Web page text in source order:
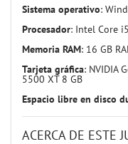
Sistema operativo:
Procesador: Intel Core
Memoria RAM: 16 GB
Tarjeta gráfica: NVIDIA
5500 XT 8 GB
Espacio libre en disco
ACERCA DE ESTE